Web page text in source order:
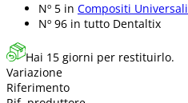
Nº 5 in Compositi Universali
Nº 96 in tutto Dentaltix
Hai 15 giorni per restituirlo.
Variazione
Riferimento